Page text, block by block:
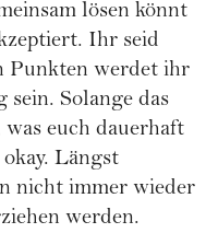
lösen könnt
Ihr seid
Punkten werdet ihr
Solange das
euch dauerhaft
Längst
nicht immer wieder
werden.